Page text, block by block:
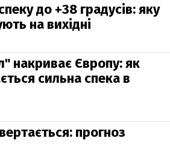
до +38 градусів: яку
на вихідні
накриває Європу: як
сильна спека в
прогноз